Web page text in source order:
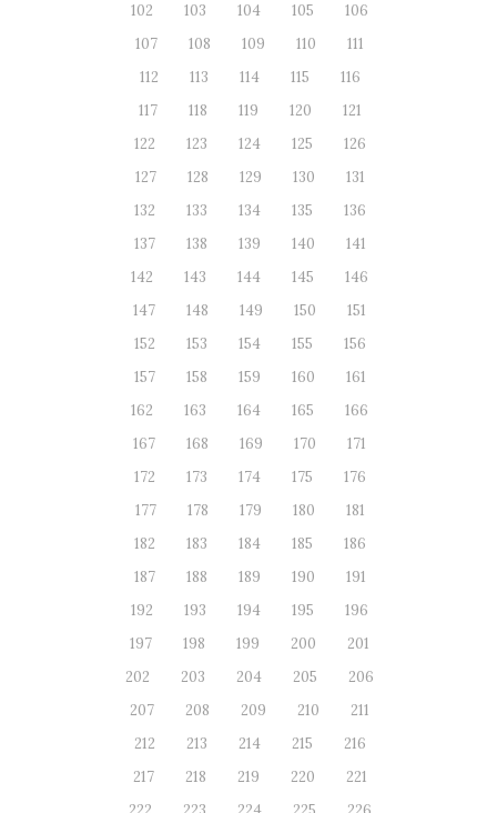
102
103 104 105
106
107
108 109 110
111
112
113 114 115
116
117
118 119 120
121
122
123 124 125
126
127
128 129 130
131
132
133 134 135
136
137
138 139 140
141
142
143 144 145
146
147
148 149 150
151
152
153 154 155
156
157
158 159 160
161
162
163 164 165
166
167
168 169 170
171
172
173 174 175
176
177
178 179 180
181
182
183 184 185
186
187
188 189 190
191
192
193 194 195
196
197
198 199 200
201
202
203 204 205
206
207
208 209 210
211
212
213 214 215
216
217
218 219 220
221